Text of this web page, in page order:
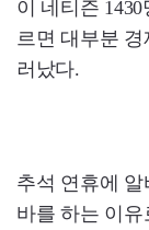
이 네티즌
르면 대부분
러났다.
추석 연휴에
바를 하는 이